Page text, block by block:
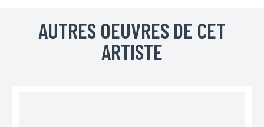
Si vous souhaitez recevoir une réponse personnalisée,
vous pouvez nous laisser vos nom et prénom.
AUTRES OEUVRES DE CET
ARTISTE